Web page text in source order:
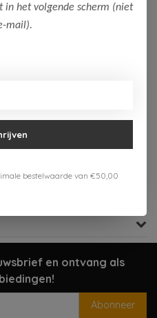
toevoegen
en ontvang als
Abonneer
in het volgende scherm (niet
mail).
bestelwaarde van €50,00